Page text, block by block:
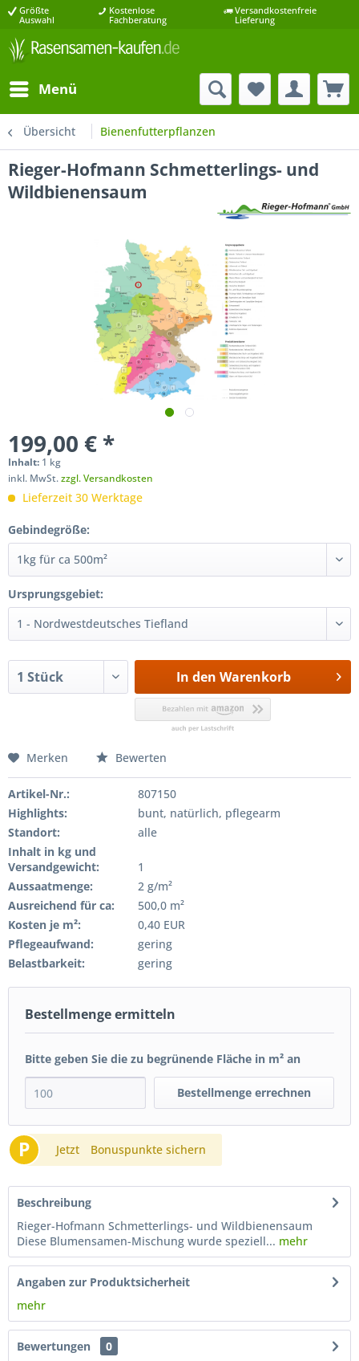
Größte
Auswahl
Kostenlose
Fachberatung
Versandkostenfreie
Lieferung
Menü
Übersicht Bienenfutterpflanzen
Rieger-Hofmann Schmetterlings- und
Wildbienensaum
199,00 € *
Inhalt: 1 kg
inkl. MwSt.zzgl. Versandkosten
Lieferzeit 30 Werktage
Gebindegröße:
Ursprungsgebiet:
In den Warenkorb
Merken Bewerten
Artikel-Nr.:
807150
Highlights:
bunt, natürlich, pflegearm
Standort:
alle
Inhalt in kg und
Versandgewicht:
1
Aussaatmenge:
2 g/m²
Ausreichend für ca:
500,0 m²
Kosten je m²:
0,40 EUR
Pflegeaufwand:
gering
Belastbarkeit:
gering
Bestellmenge ermitteln
Bitte geben Sie die zu begrünende Fläche in m² an
Bestellmenge errechnen
P Jetzt Bonuspunkte sichern
Beschreibung
Rieger-Hofmann Schmetterlings- und Wildbienensaum
Diese Blumensamen-Mischung wurde speziell... mehr
Angaben zur Produktsicherheit
mehr
Bewertungen
0